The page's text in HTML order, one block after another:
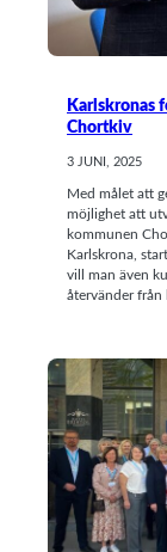
Karlskronas
Chortkiv
3 JUNI, 2025
Med målet att
möjlighet att
kommunen
Karlskrona,
vill man även
återvänder